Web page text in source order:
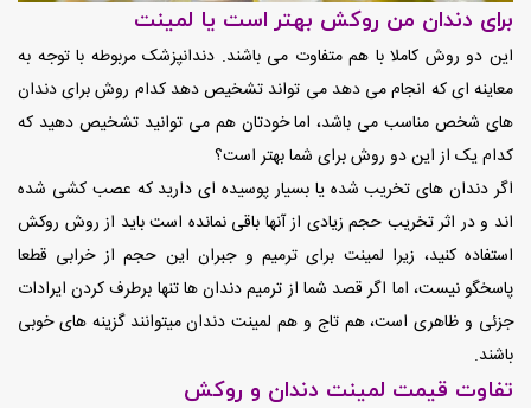
برای دندان من روکش بهتر است یا لمینت
این دو روش کاملا با هم متفاوت می باشند. دندانپزشک مربوطه با توجه به
معاینه ای که انجام‌ می دهد می تواند تشخیص دهد کدام روش برای دندان
های شخص مناسب می‌ باشد، اما خودتان هم می توانید تشخیص دهید که
کدام یک از این دو روش برای شما بهتر است؟
اگر دندان های تخریب شده یا بسیار پوسیده ای دارید که عصب کشی شده
اند و در اثر تخریب حجم‌ زیادی از آنها باقی نمانده است باید از روش روکش
استفاده کنید، زیرا لمینت برای ترمیم و جبران این حجم از خرابی قطعا
پاسخگو نیست، اما اگر قصد شما از ترمیم دندان ها تنها برطرف کردن ایرادات
جزئی و ظاهری است، هم تاج و هم لمینت دندان میتوانند گزینه های خوبی
باشند.
تفاوت قیمت لمینت دندان و روکش